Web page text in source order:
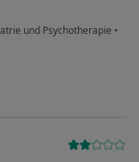
und Psychotherapie •